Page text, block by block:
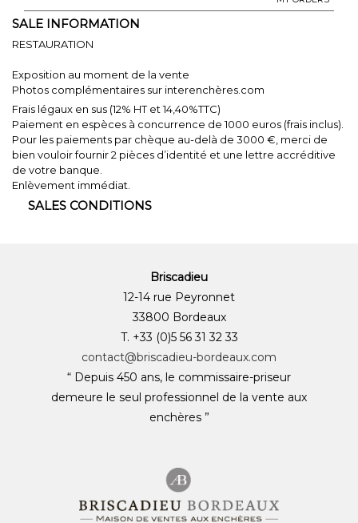
SALE INFORMATION
RESTAURATION
Exposition au moment de la vente
Photos complémentaires sur interenchères.com
Frais légaux en sus (12% HT et 14,40%TTC)
Paiement en espèces à concurrence de 1000 euros (frais inclus).
Pour les paiements par chèque au-delà de 3000 €, merci de
bien vouloir fournir 2 pièces d’identité et une lettre accréditive
de votre banque.
Enlèvement immédiat.
SALES CONDITIONS
Briscadieu
12-14 rue Peyronnet
33800 Bordeaux
T. +33 (0)5 56 31 32 33
contact@briscadieu-bordeaux.com
“ Depuis 450 ans, le commissaire-priseur
demeure le seul professionnel de la vente aux
enchères ”